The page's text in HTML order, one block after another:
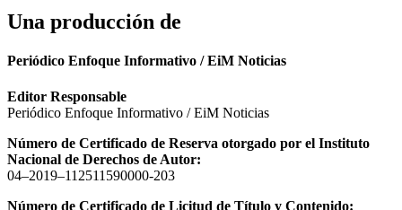
Una producción de
Periódico Enfoque Informativo / EiM Noticias
Editor Responsable
Periódico Enfoque Informativo / EiM Noticias
Número de Certificado de Reserva otorgado por el Instituto
Nacional de Derechos de Autor:
04–2019–112511590000-203
Número de Certificado de Licitud de Título y Contenido: